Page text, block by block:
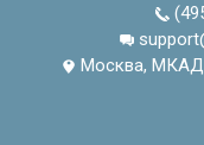
Москва,